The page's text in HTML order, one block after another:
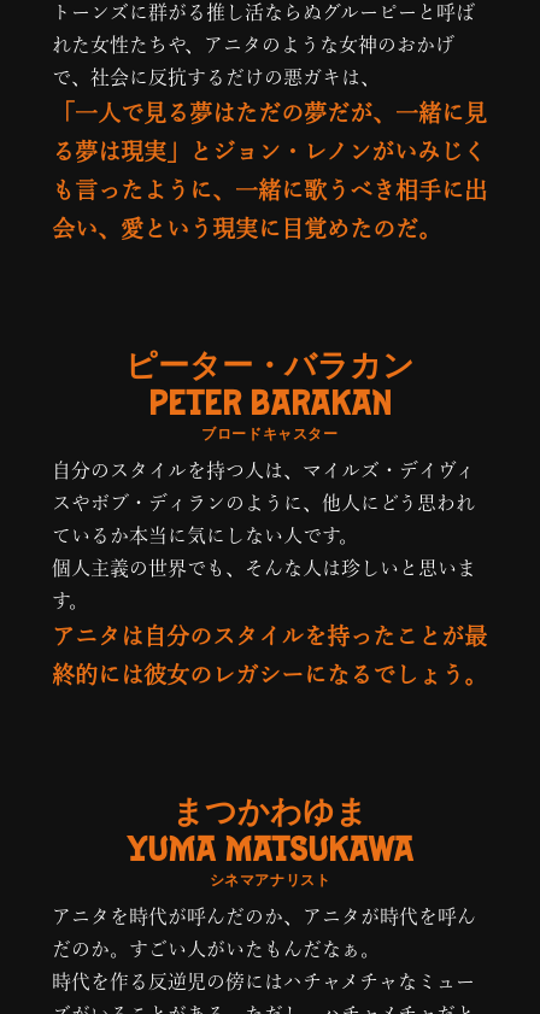
トーンズに群がる推し活ならぬグルーピーと呼ば
れた女性たちや、アニタのような女神のおかげ
で、社会に反抗するだけの悪ガキは、
「一人で見る夢はただの夢だが、一緒に見
る夢は現実」とジョン・レノンがいみじく
も言ったように、一緒に歌うべき相手に出
会い、愛という現実に目覚めたのだ。
ピーター・バラカン
PETER BARAKAN
ブロードキャスター
自分のスタイルを持つ人は、マイルズ・デイヴィ
スやボブ・ディランのように、他人にどう思われ
ているか本当に気にしない人です。
個人主義の世界でも、そんな人は珍しいと思いま
す。
アニタは自分のスタイルを持ったことが最
終的には彼女のレガシーになるでしょう。
まつかわゆま
YUMA MATSUKAWA
シネマアナリスト
アニタを時代が呼んだのか、アニタが時代を呼ん
だのか。すごい人がいたもんだなぁ。
時代を作る反逆児の傍にはハチャメチャなミュー